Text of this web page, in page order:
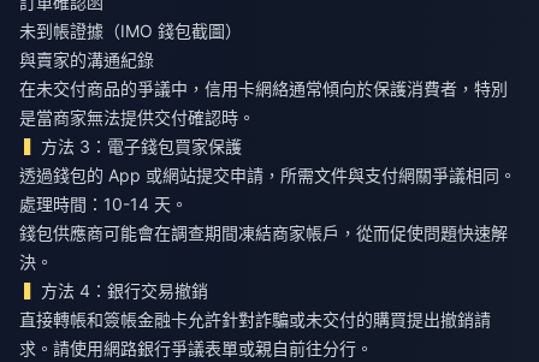
未到帳證據（IMO 錢包截圖）
與賣家的溝通紀錄
在未交付商品的爭議中，信用卡網絡通常傾向於保護消費者，特別
是當商家無法提供交付確認時。
方法 3：電子錢包買家保護
透過錢包的 App 或網站提交申請，所需文件與支付網關爭議相同。
處理時間：10-14 天。
錢包供應商可能會在調查期間凍結商家帳戶，從而促使問題快速解
決。
方法 4：銀行交易撤銷
直接轉帳和簽帳金融卡允許針對詐騙或未交付的購買提出撤銷請
求。請使用網路銀行爭議表單或親自前往分行。